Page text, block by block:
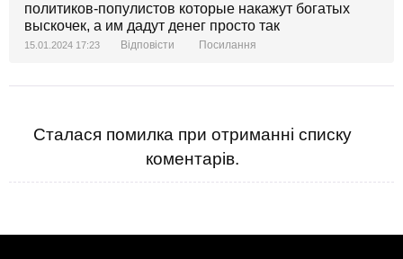
политиков-популистов которые накажут богатых
выскочек, а им дадут денег просто так
15.01.2024 17:23 Відповісти Посилання
Сталася помилка при отриманні списку
коментарів.